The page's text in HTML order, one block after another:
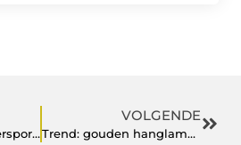
Voorbereid op wintersport gaan
VOLGENDE
Trend: gouden hanglampen